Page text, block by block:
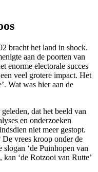
bracht het land in shock.
aan de poorten van
enorme electorale succes
veel grotere impact. Het
Wat was hier aan de
dat het beeld van
en onderzoeken
niet meer gestopt.
vrees kroop onder de
‘de Puinhopen van
kan ‘de Rotzooi van Rutte’